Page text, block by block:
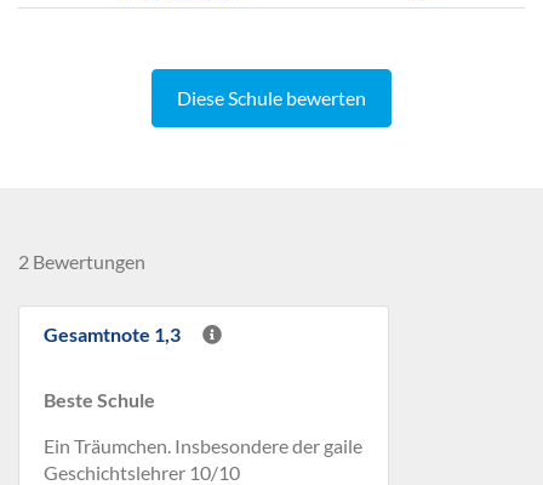
Diese Schule bewerten
2 Bewertungen
Gesamtnote 1,3
Beste Schule
Ein Träumchen. Insbesondere der gaile
Geschichtslehrer 10/10